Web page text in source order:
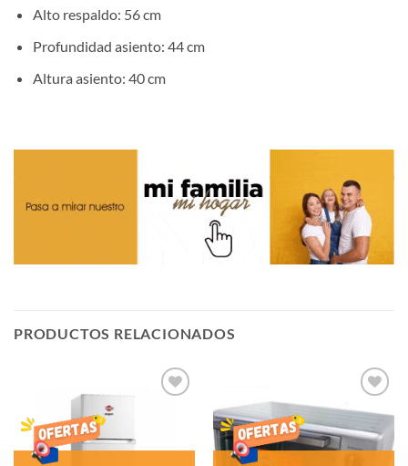
Alto respaldo: 56 cm
Profundidad asiento: 44 cm
Altura asiento: 40 cm
PRODUCTOS RELACIONADOS
AÑADIR
LISTA